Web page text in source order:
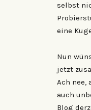
selbst
eine
Nun
jetzt
Ach nee,
auch
Blog